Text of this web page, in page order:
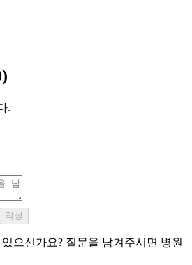
.
작성
으신가요? 질문을 남겨주시면 병원